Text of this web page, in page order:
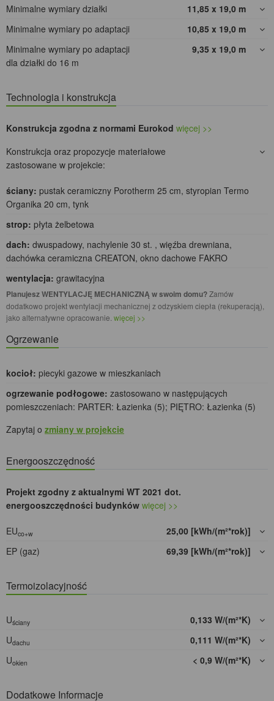
Minimalne wymiary działki
11,85 x 19,0 m
Minimalne wymiary po adaptacji
10,85 x 19,0 m
Minimalne wymiary po adaptacji
dla działki do 16 m
9,35 x 19,0 m
Technologia i konstrukcja
Konstrukcja zgodna z normami Eurokod więcej >>
Konstrukcja oraz propozycje materiałowe
zastosowane w projekcie:
ściany: pustak ceramiczny Porotherm 25 cm, styropian Termo
Organika 20 cm, tynk
strop: płyta żelbetowa
dach: dwuspadowy, nachylenie 30 st. , więźba drewniana,
dachówka ceramiczna CREATON, okno dachowe FAKRO
wentylacja: grawitacyjna
Planujesz WENTYLACJĘ MECHANICZNĄ w swoim domu?Zamów
dodatkowo projekt wentylacji mechanicznej z odzyskiem ciepła (rekuperacją),
jako alternatywne opracowanie. więcej >>
Ogrzewanie
kocioł: piecyki gazowe w mieszkaniach
ogrzewanie podłogowe: zastosowano w następujących
pomieszczeniach: PARTER: Łazienka (5); PIĘTRO: Łazienka (5)
Zapytaj o zmiany w projekcie
Energooszczędność
Projekt zgodny z aktualnymi WT 2021 dot.
energooszczędności budynków więcej >>
EUco+w
25,00 [kWh/(m²*rok)]
EP (gaz)
69,39 [kWh/(m²*rok)]
Termoizolacyjność
Uściany
0,133 W/(m²*K)
Udachu
0,111 W/(m²*K)
Uokien < 0,9 W/(m²*K)
Dodatkowe Informacje